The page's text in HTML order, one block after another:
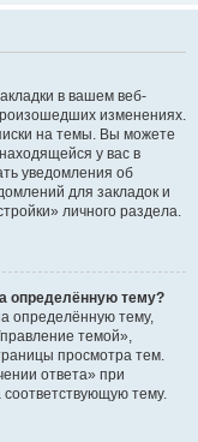
в вашем веб-
изменениях.
на темы. Вы можете
у вас в
уведомления об
для закладок и
личного раздела.
определённую тему?
определённую тему,
темой»,
просмотра тем.
ответа» при
тему.